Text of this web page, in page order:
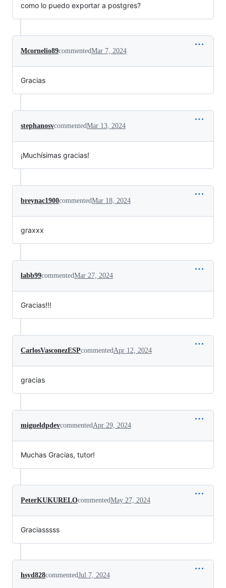
como lo puedo exportar a postgres?
Mcornelio89commentedMar 7, 2024
Gracias
stephanosvcommentedMar 13, 2024
¡Muchísimas gracias!
breynac1900commentedMar 18, 2024
graxxx
labb99commentedMar 27, 2024
Gracias!!!
CarlosVasconezESPcommentedApr 12, 2024
gracias
migueldpdevcommentedApr 29, 2024
Muchas Gracias, tutor!
PeterKUKURELOcommentedMay 27, 2024
Graciasssss
hsyd828commentedJul 7, 2024